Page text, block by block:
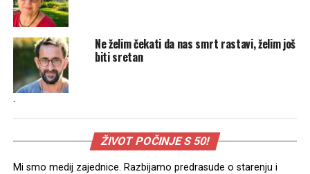
Ne želim čekati da nas smrt rastavi, želim još
biti sretan
.
ŽIVOT POČINJE S 50!
Mi smo medij zajednice. Razbijamo predrasude o starenju i